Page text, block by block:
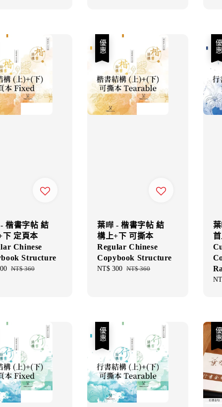
楷書字帖 結
下 定頁本
Chinese
Structure
Regular
NT$ 360
優惠
葉曄 - 楷書字帖 結
構上+下 可撕本
Regular Chinese
Copybook Structure
Sale
NT$ 300 Regular
NT$ 360
優惠
優惠 優惠